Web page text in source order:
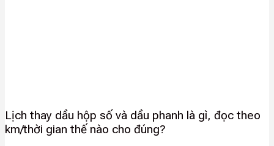
Lịch thay dầu hộp số và dầu phanh là gì, đọc theo
km/thời gian thế nào cho đúng?